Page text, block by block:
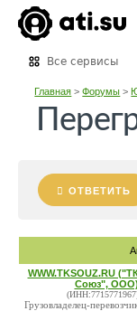
Все сервисы
Главная >Форумы >
ОТВЕТИТЬ
WWW.TKSOUZ.RU
Союз", ООО)
Грузовладелец-